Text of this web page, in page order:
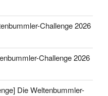
Challenge 2026
Challenge 2026
Die Weltenbummler-